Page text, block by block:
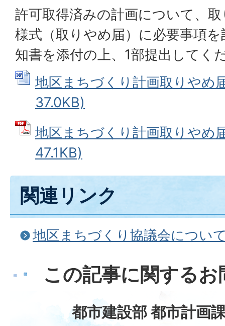
許可取得済みの計画について、
様式（取りやめ届）に必要事項
知書を添付の上、1部提出してく
地区まちづくり計画取りやめ
37.0KB)
地区まちづくり計画取りやめ
47.1KB)
関連リンク
地区まちづくり協議会につい
この記事に関する
都市建設部 都市計画